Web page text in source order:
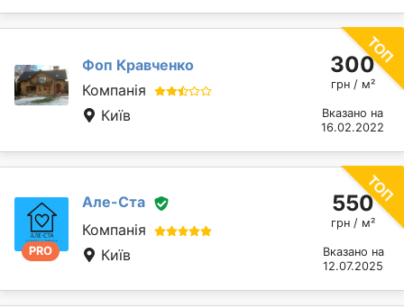
Фоп Кравченко
Компанія
Київ
300
грн / м²
Вказано на
16.02.2022
PRO
Але-Ста
Компанія
Київ
550
грн / м²
Вказано на
12.07.2025